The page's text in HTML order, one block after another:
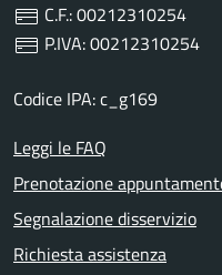
C.F.: 00212310254
P.IVA: 00212310254
Codice IPA: c_g169
Leggi le FAQ
Prenotazione
Segnalazione disservizio
Richiesta assistenza